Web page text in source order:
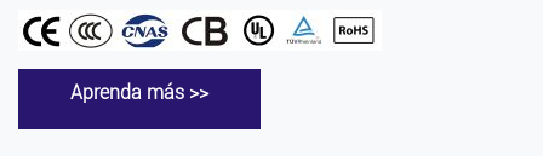
Aprenda más >>